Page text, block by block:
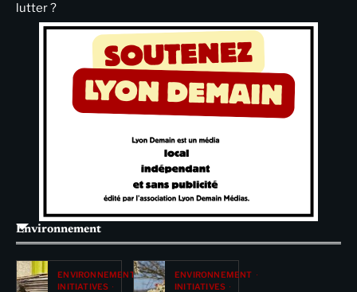
lutter ?
Environnement
ENVIRONNEMENT
INITIATIVES
ENVIRONNEMENT
INITIATIVES